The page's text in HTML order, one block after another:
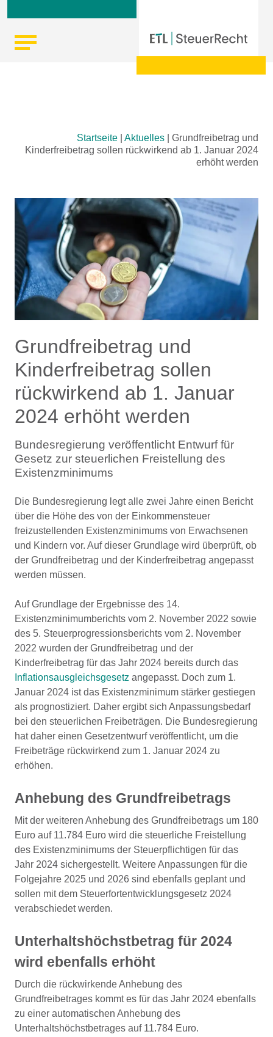
content
Startseite Aktuelles
Grundfreibetrag und
Kinderfreibetrag sollen rückwirkend ab 1. Januar 2024
erhöht werden
Grundfreibetrag und
Kinderfreibetrag sollen
rückwirkend ab 1. Januar
2024 erhöht werden
Bundesregierung veröffentlicht Entwurf für
Gesetz zur steuerlichen Freistellung des
Existenzminimums
Die Bundesregierung legt alle zwei Jahre einen Bericht
über die Höhe des von der Einkommensteuer
freizustellenden Existenzminimums von Erwachsenen
und Kindern vor. Auf dieser Grundlage wird überprüft, ob
der Grundfreibetrag und der Kinderfreibetrag angepasst
werden müssen.
Auf Grundlage der Ergebnisse des 14.
Existenzminimumberichts vom 2. November 2022 sowie
des 5. Steuerprogressionsberichts vom 2. November
2022 wurden der Grundfreibetrag und der
Kinderfreibetrag für das Jahr 2024 bereits durch das
Inflationsausgleichsgesetz angepasst. Doch zum 1.
Januar 2024 ist das Existenzminimum stärker gestiegen
als prognostiziert. Daher ergibt sich Anpassungsbedarf
bei den steuerlichen Freibeträgen. Die Bundesregierung
hat daher einen Gesetzentwurf veröffentlicht, um die
Freibeträge rückwirkend zum 1. Januar 2024 zu
erhöhen.
Anhebung des Grundfreibetrags
Mit der weiteren Anhebung des Grundfreibetrags um 180
Euro auf 11.784 Euro wird die steuerliche Freistellung
des Existenzminimums der Steuerpflichtigen für das
Jahr 2024 sichergestellt. Weitere Anpassungen für die
Folgejahre 2025 und 2026 sind ebenfalls geplant und
sollen mit dem Steuerfortentwicklungsgesetz 2024
verabschiedet werden.
Unterhaltshöchstbetrag für 2024
wird ebenfalls erhöht
Durch die rückwirkende Anhebung des
Grundfreibetrages kommt es für das Jahr 2024 ebenfalls
zu einer automatischen Anhebung des
Unterhaltshöchstbetrages auf 11.784 Euro.